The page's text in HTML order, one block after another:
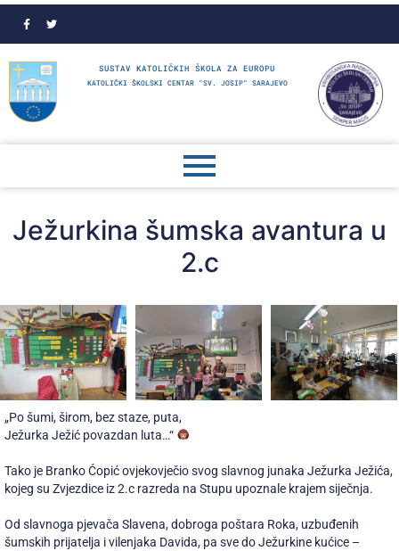
SUSTAV KATOLIČKIH ŠKOLA ZA EUROPU
KATOLIČKI ŠKOLSKI CENTAR "SV. JOSIP" SARAJEVO
Ježurkina šumska avantura u
2.c
„Po šumi, širom, bez staze, puta,
Ježurka Ježić povazdan luta…“
Tako je Branko Ćopić ovjekovječio svog slavnog junaka Ježurka Ježića,
kojeg su Zvjezdice iz 2.c razreda na Stupu upoznale krajem siječnja.
Od slavnoga pjevača Slavena, dobroga poštara Roka, uzbuđenih
šumskih prijatelja i vilenjaka Davida, pa sve do Ježurkine kućice –